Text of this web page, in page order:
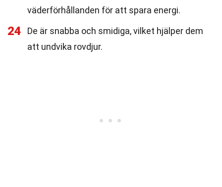
väderförhållanden för att spara energi.
24
De är snabba och smidiga, vilket hjälper dem
att undvika rovdjur.